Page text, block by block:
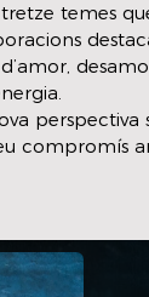
temes
perspectiva
compromís